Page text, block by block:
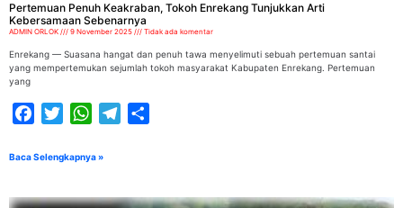
Pertemuan Penuh Keakraban, Tokoh Enrekang Tunjukkan Arti
Kebersamaan Sebenarnya
ADMIN ORLOK 9 November 2025 Tidak ada komentar
Enrekang — Suasana hangat dan penuh tawa menyelimuti sebuah pertemuan santai
yang mempertemukan sejumlah tokoh masyarakat Kabupaten Enrekang. Pertemuan
yang
FacebookTwitterWhatsAppTelegram
Baca Selengkapnya »